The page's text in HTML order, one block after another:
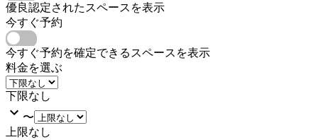
優良認定されたスペースを表示
今すぐ予約
今すぐ予約を確定できるスペースを表示
料金を選ぶ
下限なし
〜
上限なし